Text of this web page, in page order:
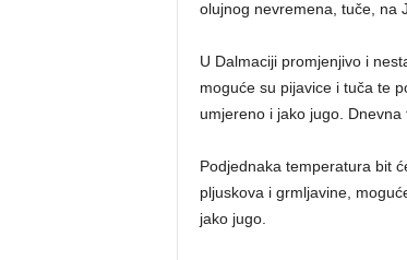
olujnog nevremena, tuče, na
U Dalmaciji promjenjivo i
moguće su pijavice i tuča te
umjereno i jako jugo.
Podjednaka temperatura bit
pljuskova i grmljavine,
jako jugo.